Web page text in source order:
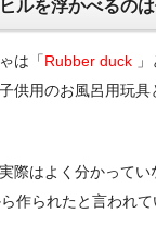
ルを浮かべるの
は「Rubber duck
供用のお風呂用玩具
際はよく分かってい
作られたと言われて